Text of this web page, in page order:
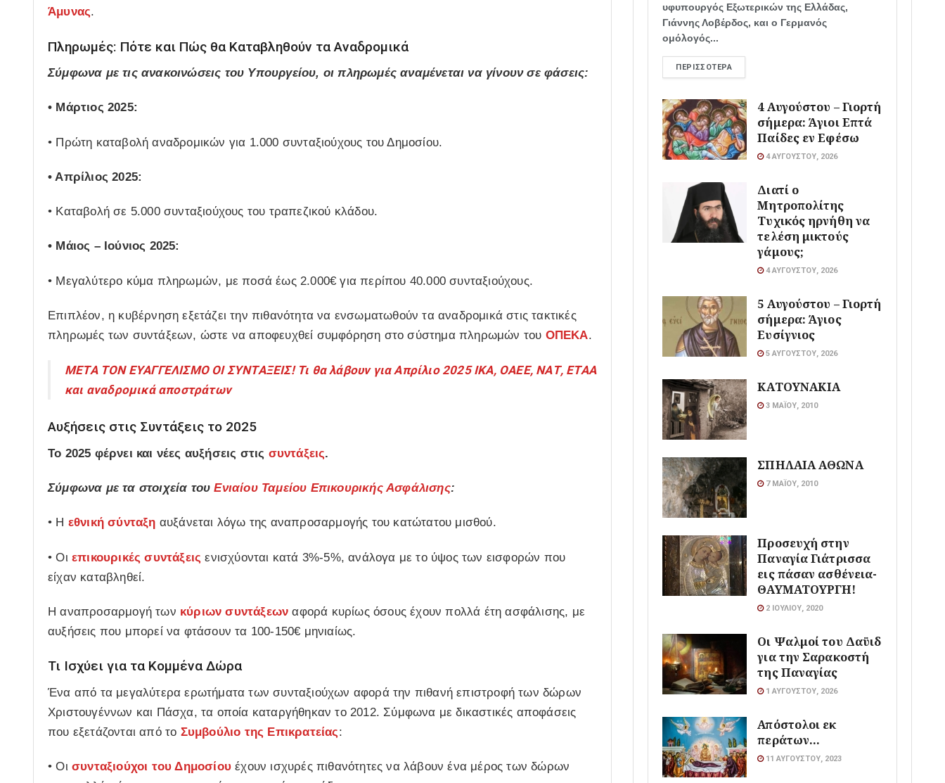
Άμυνας.
Πληρωμές: Πότε και Πώς θα Καταβληθούν τα Αναδρομικά
Σύμφωνα με τις ανακοινώσεις του Υπουργείου, οι πληρωμές αναμένεται να γίνουν σε φάσεις:
• Μάρτιος 2025:
• Πρώτη καταβολή αναδρομικών για 1.000 συνταξιούχους του Δημοσίου.
• Απρίλιος 2025:
• Καταβολή σε 5.000 συνταξιούχους του τραπεζικού κλάδου.
• Μάιος – Ιούνιος 2025:
• Μεγαλύτερο κύμα πληρωμών, με ποσά έως 2.000€ για περίπου 40.000 συνταξιούχους.
Επιπλέον, η κυβέρνηση εξετάζει την πιθανότητα να ενσωματωθούν τα αναδρομικά στις τακτικές
πληρωμές των συντάξεων, ώστε να αποφευχθεί συμφόρηση στο σύστημα πληρωμών του ΟΠΕΚΑ.
ΜΕΤΑ ΤΟΝ ΕΥΑΓΓΕΛΙΣΜΟ ΟΙ ΣΥΝΤΑΞΕΙΣ! Τι θα λάβουν για Απρίλιο 2025 ΙΚΑ, ΟΑΕΕ, ΝΑΤ, ΕΤΑΑ
και αναδρομικά αποστράτων
Αυξήσεις στις Συντάξεις το 2025
Το 2025 φέρνει και νέες αυξήσεις στις συντάξεις.
Σύμφωνα με τα στοιχεία τουΕνιαίου Ταμείου Επικουρικής Ασφάλισης:
• Η εθνική σύνταξη αυξάνεται λόγω της αναπροσαρμογής του κατώτατου μισθού.
• Οι επικουρικές συντάξεις ενισχύονται κατά 3%-5%, ανάλογα με το ύψος των εισφορών που
είχαν καταβληθεί.
Η αναπροσαρμογή των κύριων συντάξεων αφορά κυρίως όσους έχουν πολλά έτη ασφάλισης, με
αυξήσεις που μπορεί να φτάσουν τα 100-150€ μηνιαίως.
Τι Ισχύει για τα Κομμένα Δώρα
Ένα από τα μεγαλύτερα ερωτήματα των συνταξιούχων αφορά την πιθανή επιστροφή των δώρων
Χριστουγέννων και Πάσχα, τα οποία καταργήθηκαν το 2012. Σύμφωνα με δικαστικές αποφάσεις
που εξετάζονται από το Συμβούλιο της Επικρατείας:
• Οι συνταξιούχοι του Δημοσίου έχουν ισχυρές πιθανότητες να λάβουν ένα μέρος των δώρων
υφυπουργός Εξωτερικών της Ελλάδας,
Γιάννης Λοβέρδος, και ο Γερμανός
ομόλογός...
ΠΕΡΙΣΣΌΤΕΡΑ
4 Αυγούστου – Γιορτή
σήμερα: Άγιοι Επτά
Παίδες εν Εφέσω
4 ΑΥΓΟΎΣΤΟΥ, 2026
Διατί ο
Μητροπολίτης
Τυχικός ηρνήθη να
τελέση μικτούς
γάμους;
4 ΑΥΓΟΎΣΤΟΥ, 2026
5 Αυγούστου – Γιορτή
σήμερα: Άγιος
Ευσίγνιος
5 ΑΥΓΟΎΣΤΟΥ, 2026
ΚΑΤΟΥΝΑΚΙΑ
3 ΜΑΪ́ΟΥ, 2010
ΣΠΗΛΑΙΑ ΑΘΩΝΑ
7 ΜΑΪ́ΟΥ, 2010
Προσευχή στην
Παναγία Γιάτρισσα
εις πάσαν ασθένεια-
ΘΑΥΜΑΤΟΥΡΓΗ!
2 ΙΟΥΛΊΟΥ, 2020
Οι Ψαλμοί του Δαϋιδ
για την Σαρακοστή
της Παναγίας
1 ΑΥΓΟΎΣΤΟΥ, 2026
Απόστολοι εκ
περάτων…
11 ΑΥΓΟΎΣΤΟΥ, 2023